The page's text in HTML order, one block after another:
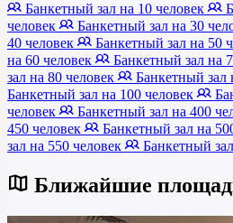
Банкетный зал на 10 человек
человек
Банкетный зал на 30
40 человек
Банкетный зал на 50
на 60 человек
Банкетный зал на
зал на 80 человек
Банкетный зал
Банкетный зал на 100 человек
человек
Банкетный зал на 400
450 человек
Банкетный зал на
зал на 550 человек
Банкетный
Ближайшие